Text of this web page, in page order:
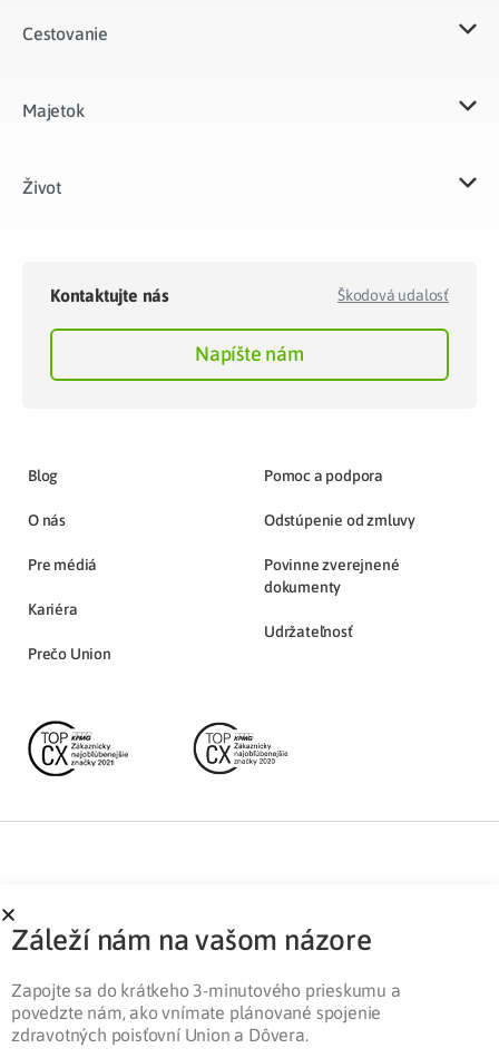
Cestovanie
Majetok​
Život​
Kontaktujte nás Škodová udalosť
Napíšte nám
Blog
O nás
Pre médiá
Kariéra
Prečo Union
Pomoc a podpora
Odstúpenie od zmluvy
Povinne zverejnené
dokumenty
Udržateľnosť
Partnerská zóna
Záleží nám na vašom názore
Zapojte sa do krátkeho 3-minutového prieskumu a
povedzte nám, ako vnímate plánované spojenie
zdravotných poisťovní Union a Dôvera.